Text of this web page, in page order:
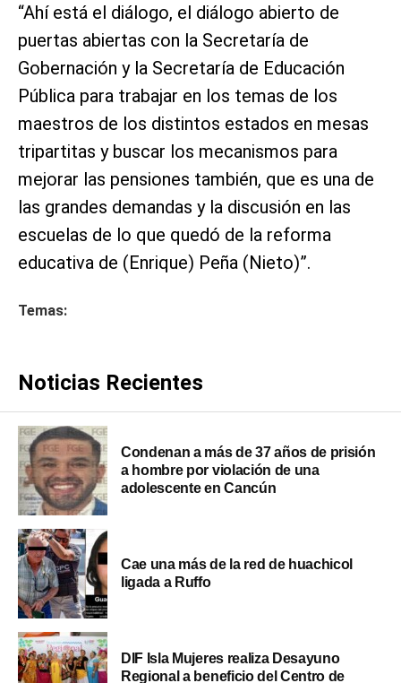
“Ahí está el diálogo, el diálogo abierto de
puertas abiertas con la Secretaría de
Gobernación y la Secretaría de Educación
Pública para trabajar en los temas de los
maestros de los distintos estados en mesas
tripartitas y buscar los mecanismos para
mejorar las pensiones también, que es una de
las grandes demandas y la discusión en las
escuelas de lo que quedó de la reforma
educativa de (Enrique) Peña (Nieto)”.
Temas:
Noticias Recientes
Condenan a más de 37 años de prisión
a hombre por violación de una
adolescente en Cancún
Cae una más de la red de huachicol
ligada a Ruffo
DIF Isla Mujeres realiza Desayuno
Regional a beneficio del Centro de